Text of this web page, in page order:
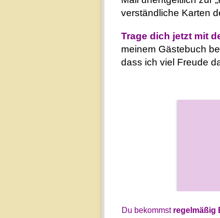
verständliche Karten
Trage dich jetzt mit
meinem Gästebuch
dass ich viel Freude
Du bekommst regelmäßig